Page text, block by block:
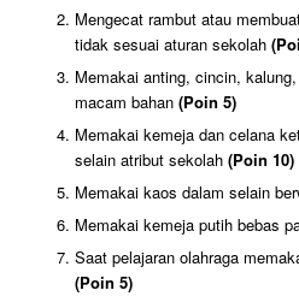
Mengecat rambut atau
tidak sesuai aturan sekolah
Memakai anting, cincin,
macam bahan (Poin 5)
Memakai kemeja dan celana
selain atribut sekolah (Poin 10)
Memakai kaos dalam selain
Memakai kemeja putih bebas
Saat pelajaran olahraga
(Poin 5)